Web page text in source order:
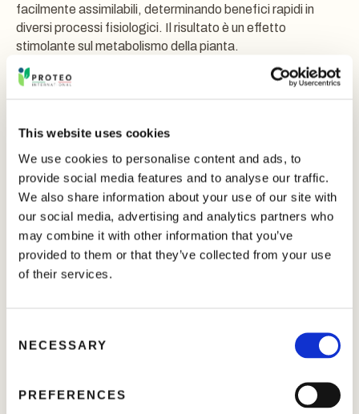
This website uses cookies
We use cookies to personalise content and ads, to
provide social media features and to analyse our traffic.
We also share information about your use of our site with
our social media, advertising and analytics partners who
may combine it with other information that you’ve
provided to them or that they’ve collected from your use
of their services.
NECESSARY
PREFERENCES
facilmente assimilabili, determinando benefici rapidi in
diversi processi fisiologici. Il risultato è un effetto
stimolante sul metabolismo della pianta.
All’inizio del ciclo vegetativo, il prodotto esercita un effetto
essere impiegato per favorire l’espansione cellulare e
l’ingrossamento degli organi di riserva, fungendo da
vettore di nutrienti.
Il prodotto può essere ottenuto mediante diversi processi
produttivi ed è disponibile in varie concentrazioni.
Efficace come promotore della crescita (estensione
Benefico in diversi processi fisiologici, con effetto
stimolante sul metabolismo della pianta
Favorisce l’estensione cellulare e lo sviluppo degli